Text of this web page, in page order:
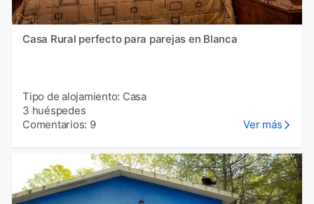
Casa Rural perfecto para parejas en Blanca
Tipo de alojamiento: Casa
3 huéspedes
Comentarios: 9
Ver más